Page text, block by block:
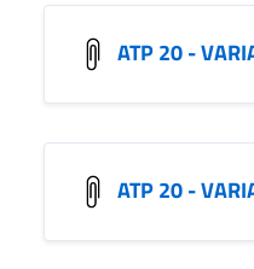
ATP 20 -
ATP 20 -